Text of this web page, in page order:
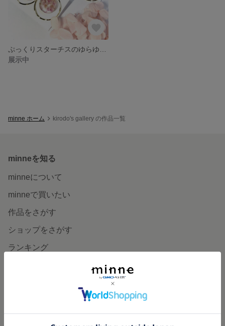
展示中
minne ホーム kirodo's gallery の作品一覧
minneを知る
minneについて
minneで買いたい
作品をさがす
ショップをさがす
ランキング